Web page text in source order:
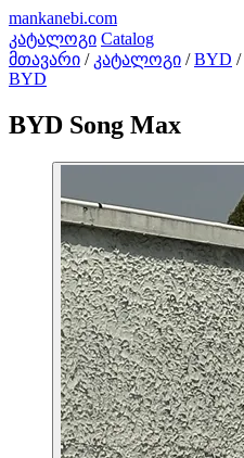
mankanebi.com
კატალოგი Catalog
მთავარი / კატალოგი / BYD /
BYD
BYD Song Max